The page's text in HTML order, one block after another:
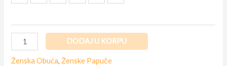
DODAJ U KORPU
Ženska Obuća, Ženske Papuče